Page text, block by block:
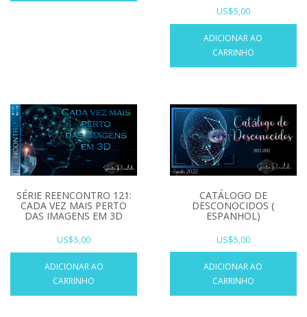
US$5,00
ADICIONAR AO
CARRINHO
SÉRIE REENCONTRO 121:
CADA VEZ MAIS PERTO
DAS IMAGENS EM 3D
US$5,00
ADICIONAR AO
CARRINHO
CATÁLOGO DE
DESCONOCIDOS (
ESPANHOL)
US$5,00
ADICIONAR AO
CARRINHO